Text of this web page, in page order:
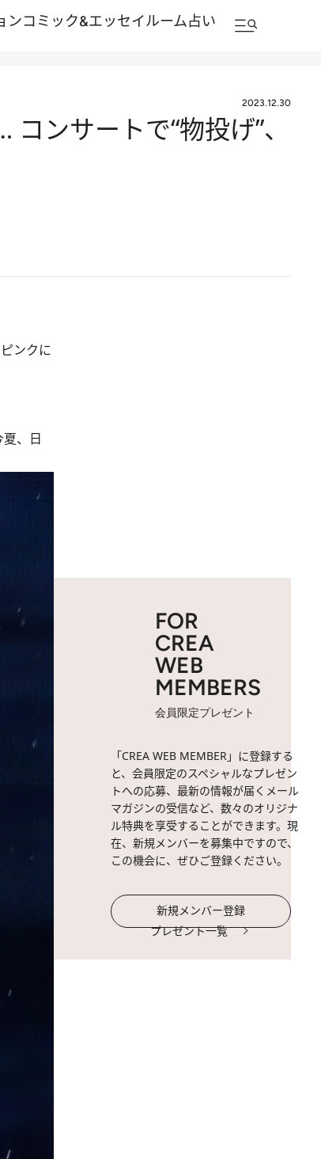
ンコミック&エッセイルーム占い
2023.12.30
ンサートで“物投げ”、
ンクに
、日
FOR
CREA
WEB
MEMBERS
会員限定プレゼント
「CREA WEB MEMBER」に登録する
と、会員限定のスペシャルなプレゼン
トへの応募、最新の情報が届くメール
マガジンの受信など、数々のオリジナ
ル特典を享受することができます。現
在、新規メンバーを募集中ですので、
この機会に、ぜひご登録ください。
新規メンバー登録
プレゼント一覧